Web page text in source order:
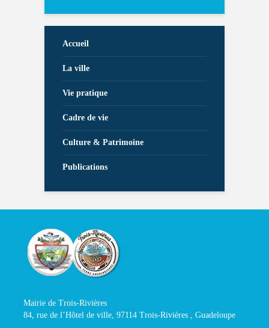
Accueil
La ville
Vie pratique
Cadre de vie
Culture & Patrimoine
Publications
Mairie de Trois-Rivières
84, rue de l’Hôtel de ville, 97114 Trois-Rivières , Guadeloupe